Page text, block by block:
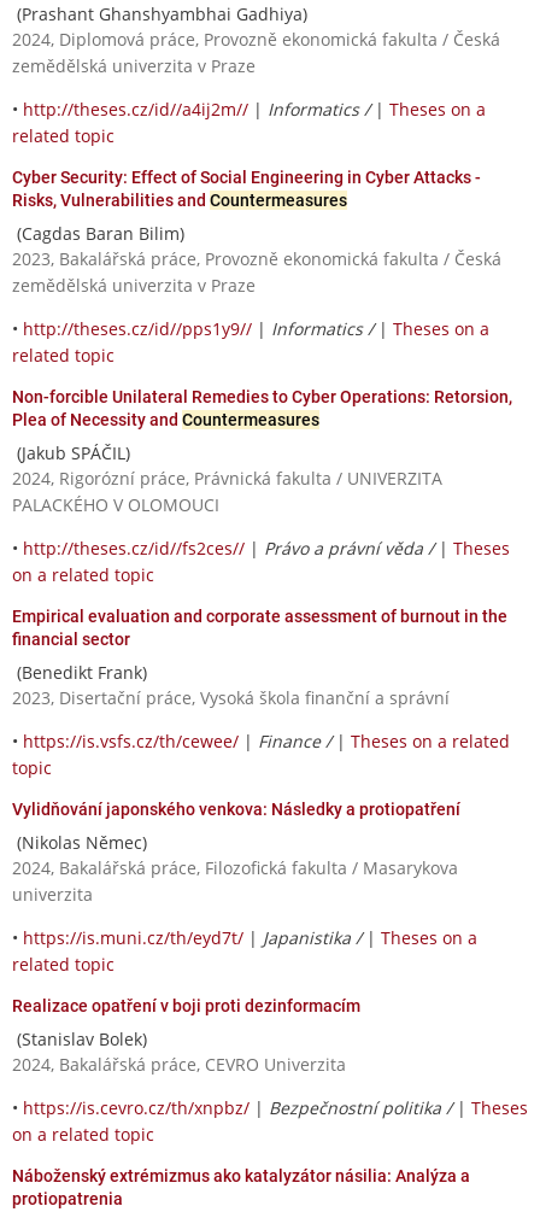
(Prashant Ghanshyambhai Gadhiya)
2024, Diplomová práce, Provozně ekonomická fakulta / Česká
zemědělská univerzita v Praze
• http://theses.cz/id//a4ij2m// | Informatics / | Theses on a
related topic
Cyber Security: Effect of Social Engineering in Cyber Attacks -
Risks, Vulnerabilities and Countermeasures
(Cagdas Baran Bilim)
2023, Bakalářská práce, Provozně ekonomická fakulta / Česká
zemědělská univerzita v Praze
• http://theses.cz/id//pps1y9// | Informatics / | Theses on a
related topic
Non-forcible Unilateral Remedies to Cyber Operations: Retorsion,
Plea of Necessity and Countermeasures
(Jakub SPÁČIL)
2024, Rigorózní práce, Právnická fakulta / UNIVERZITA
PALACKÉHO V OLOMOUCI
• http://theses.cz/id//fs2ces// | Právo a právní věda / | Theses
on a related topic
Empirical evaluation and corporate assessment of burnout in the
financial sector
(Benedikt Frank)
2023, Disertační práce, Vysoká škola finanční a správní
• https://is.vsfs.cz/th/cewee/ | Finance / | Theses on a related
topic
Vylidňování japonského venkova: Následky a protiopatření
(Nikolas Němec)
2024, Bakalářská práce, Filozofická fakulta / Masarykova
univerzita
• https://is.muni.cz/th/eyd7t/ | Japanistika / | Theses on a
related topic
Realizace opatření v boji proti dezinformacím
(Stanislav Bolek)
2024, Bakalářská práce, CEVRO Univerzita
• https://is.cevro.cz/th/xnpbz/ | Bezpečnostní politika / | Theses
on a related topic
Náboženský extrémizmus ako katalyzátor násilia: Analýza a
protiopatrenia